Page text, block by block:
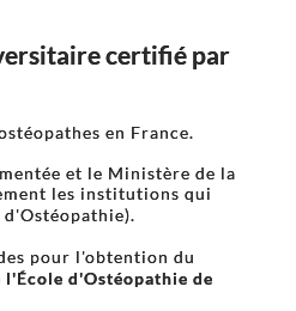
certifié par
en France.
et le Ministère de la
les institutions qui
pour l'obtention du
d'Ostéopathie de